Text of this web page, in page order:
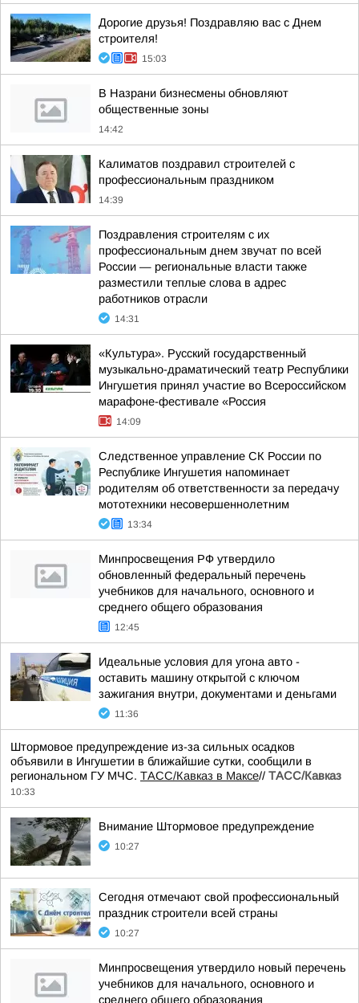
Дорогие друзья! Поздравляю вас с Днем
строителя!
15:03
В Назрани бизнесмены обновляют
общественные зоны
14:42
Калиматов поздравил строителей с
профессиональным праздником
14:39
Поздравления строителям с их
профессиональным днем звучат по всей
России — региональные власти также
разместили теплые слова в адрес
работников отрасли
14:31
«Культура». Русский государственный
музыкально-драматический театр Республики
Ингушетия принял участие во Всероссийском
марафоне-фестивале «Россия
14:09
Следственное управление СК России по
Республике Ингушетия напоминает
родителям об ответственности за передачу
мототехники несовершеннолетним
13:34
Минпросвещения РФ утвердило
обновленный федеральный перечень
учебников для начального, основного и
среднего общего образования
12:45
Идеальные условия для угона авто -
оставить машину открытой с ключом
зажигания внутри, документами и деньгами
11:36
Штормовое предупреждение из-за сильных осадков
объявили в Ингушетии в ближайшие сутки, сообщили в
региональном ГУ МЧС. ТАСС/Кавказ в Максе// ТАСС/Кавказ
10:33
Внимание Штормовое предупреждение
10:27
Сегодня отмечают свой профессиональный
праздник строители всей страны
10:27
Минпросвещения утвердило новый перечень
учебников для начального, основного и
среднего общего образования